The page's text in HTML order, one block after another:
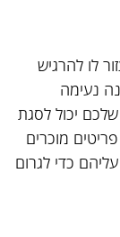
לו להרגיש
נעימה
יכול לסגת
מוכרים
כדי לגרום